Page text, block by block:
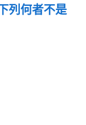
列何者不是